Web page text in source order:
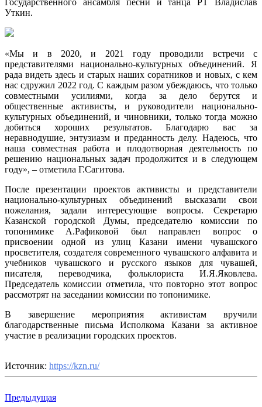
Уткин.
«Мы и в 2020, и 2021 году проводили встречи с
представителями национально-культурных объединений. Я
рада видеть здесь и старых наших соратников и новых, с кем
нас сдружил 2022 год. С каждым разом убеждаюсь, что только
совместными усилиями, когда за дело берутся и
общественные активисты, и руководители национально-
культурных объединений, и чиновники, только тогда можно
добиться хороших результатов. Благодарю вас за
неравнодушие, энтузиазм и преданность делу. Надеюсь, что
наша совместная работа и плодотворная деятельность по
решению национальных задач продолжится и в следующем
году», – отметила Г.Сагитова.
После презентации проектов активисты и представители
национально-культурных объединений высказали свои
пожелания, задали интересующие вопросы. Секретарю
Казанской городской Думы, председателю комиссии по
топонимике А.Рафиковой был направлен вопрос о
присвоении одной из улиц Казани имени чувашского
просветителя, создателя современного чувашского алфавита и
учебников чувашского и русского языков для чувашей,
писателя, переводчика, фольклориста И.Я.Яковлева.
Председатель комиссии отметила, что повторно этот вопрос
рассмотрят на заседании комиссии по топонимике.
В завершение мероприятия активистам вручили
благодарственные письма Исполкома Казани за активное
участие в реализации городских проектов.
Источник: https://kzn.ru/
Предыдущая